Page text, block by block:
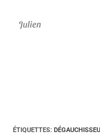
Julien
ÉTIQUETTES: